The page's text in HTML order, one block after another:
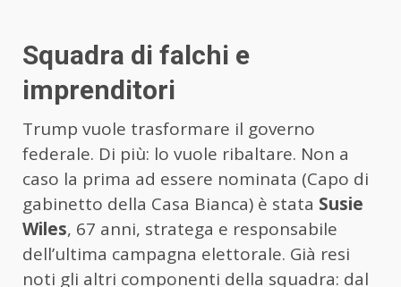
Squadra di falchi e
imprenditori
Trump vuole trasformare il governo
federale. Di più: lo vuole ribaltare. Non a
caso la prima ad essere nominata (Capo di
gabinetto della Casa Bianca) è stata Susie
Wiles, 67 anni, stratega e responsabile
dell’ultima campagna elettorale. Già resi
noti gli altri componenti della squadra: dal